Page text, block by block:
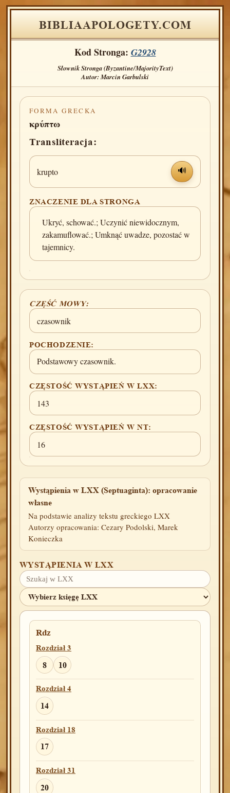
BIBLIAAPOLOGETY.COM
Kod Stronga: G2928
Słownik Stronga (Byzantine/MajorityText)
Autor: Marcin Garbulski
FORMA GRECKA
κρύπτω
Transliteracja:
krupto 🔊
ZNACZENIE DLA STRONGA
Ukryć, schować.; Uczynić niewidocznym,
zakamuflować.; Umknąć uwadze, pozostać w
tajemnicy.
CZĘŚĆ MOWY:
czasownik
POCHODZENIE:
Podstawowy czasownik.
CZĘSTOŚĆ WYSTĄPIEŃ W LXX:
143
CZĘSTOŚĆ WYSTĄPIEŃ W NT:
16
Wystąpienia w LXX (Septuaginta): opracowanie
własne
Na podstawie analizy tekstu greckiego LXX
Autorzy opracowania: Cezary Podolski, Marek
Konieczka
WYSTĄPIENIA W LXX
Rdz
Rozdział 3
8 10
Rozdział 4
14
Rozdział 18
17
Rozdział 31
20